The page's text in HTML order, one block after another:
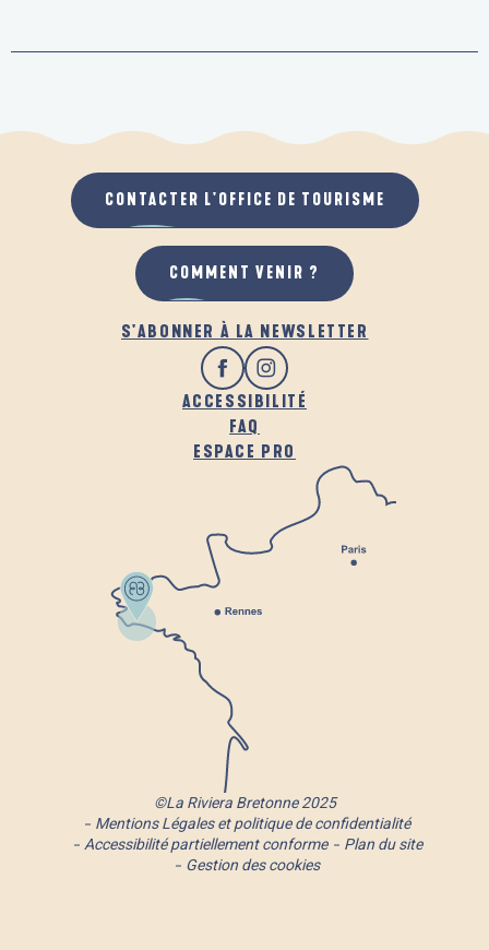
S'ABONNER À LA NEWSLETTER
ACCESSIBILITÉ
FAQ
ESPACE PRO
CONTACTER L'OFFICE DE TOURISME
COMMENT VENIR ?
©La Riviera Bretonne 2025
Mentions Légales et politique de confidentialité
Accessibilité partiellement conforme
Plan du site
Gestion des cookies